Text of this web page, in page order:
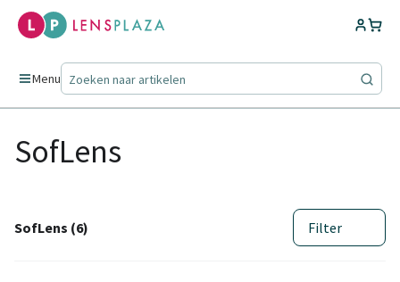
Menu
SofLens
SofLens (6) Filter